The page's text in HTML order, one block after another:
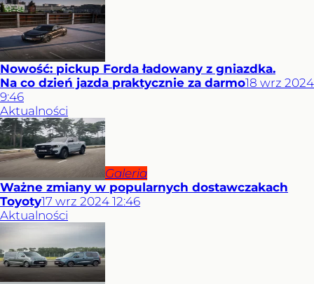
Nowość: pickup Forda ładowany z gniazdka.
Na co dzień jazda praktycznie za darmo18 wrz 2024
9:46
Aktualności
Galeria
Ważne zmiany w popularnych dostawczakach
Toyoty17 wrz 2024 12:46
Aktualności